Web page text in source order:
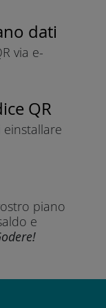
dati
via e-
QR
einstallare
piano
e